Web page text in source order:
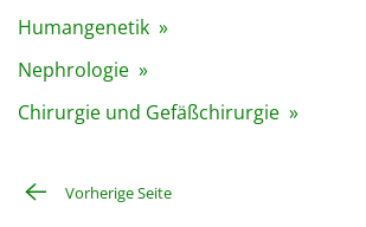
Humangenetik »
Nephrologie »
Chirurgie und Gefäßchirurgie »
Vorherige Seite